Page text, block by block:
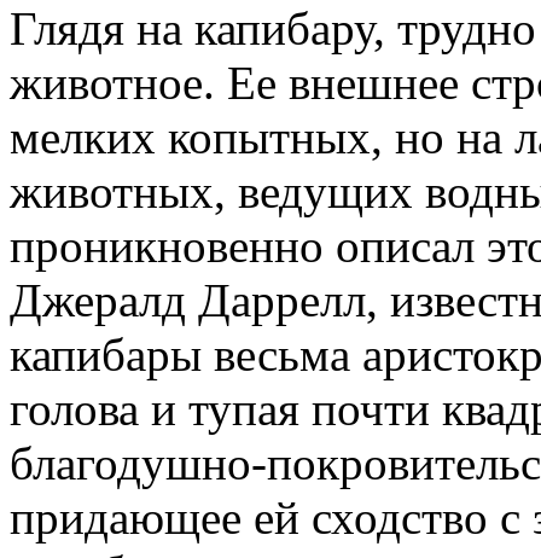
Глядя на капибару,
животное. Ее внешнее
мелких копытных, но на
животных, ведущих
проникновенно описал
Джералд Даррелл,
капибары весьма
голова и тупая почти
благодушно-
придающее ей сходство